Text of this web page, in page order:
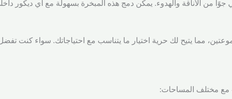
جوًا من الأناقة والهدوء. يمكن دمج هذه المبخرة بسهولة مع أي ديكور
مما يتيح لك حرية اختيار ما يتناسب مع احتياجاتك. سواء كنت
مع مختلف المساحات: